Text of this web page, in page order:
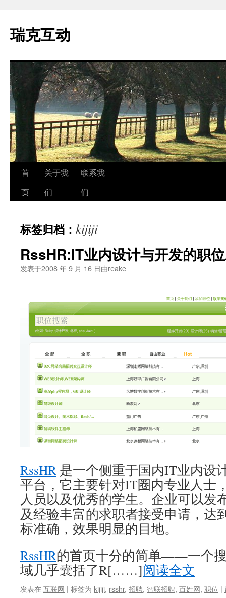
瑞克互动
跳
至
文
首
页
关于我
们
联系我
们
标签归档： kijiji
RssHR:IT业内设计与开发的职
发表于2008 年 9 月 16 日由reake
RssHR 是一个侧重于国内IT业内设
平台，它主要针对IT圈内专业人士
人员以及优秀的学生。企业可以发
及经验丰富的求职者接受申请，达
标准确，效果明显的目地。
RssHR的首页十分的简单——一个
域几乎囊括了R[……]阅读全文
发表在 互联网 | 标签为 kijiji, rsshr, 招聘, 智联招聘, 百姓网, 职位 |